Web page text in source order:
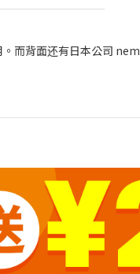
而背面还有日本公司